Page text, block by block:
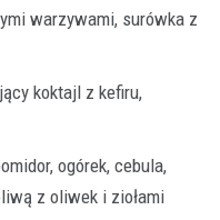
warzywami, surówka z
koktajl z kefiru,
ogórek, cebula,
z oliwek i ziołami